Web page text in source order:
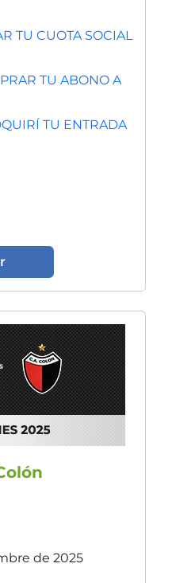
TU CUOTA SOCIAL
TU ABONO A
TU ENTRADA
de 2025